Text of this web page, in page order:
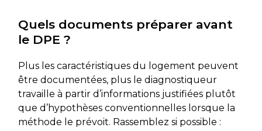
Quels documents préparer avant
le DPE ?
Plus les caractéristiques du logement peuvent
être documentées, plus le diagnostiqueur
travaille à partir d’informations justifiées plutôt
que d’hypothèses conventionnelles lorsque la
méthode le prévoit. Rassemblez si possible :